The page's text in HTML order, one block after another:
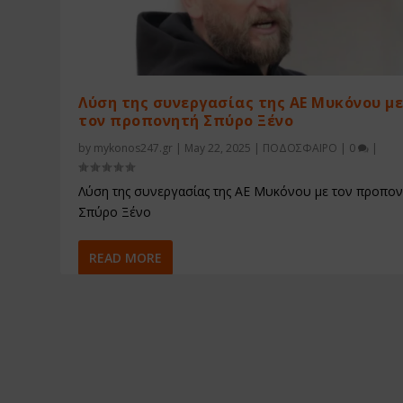
Λύση της συνεργασίας της ΑΕ Μυκόνου με
τον προπονητή Σπύρο Ξένο
by mykonos247.gr | May 22, 2025 | ΠΟΔΟΣΦΑΙΡΟ | 0 |
Λύση της συνεργασίας της ΑΕ Μυκόνου με τον
Σπύρο Ξένο
READ MORE